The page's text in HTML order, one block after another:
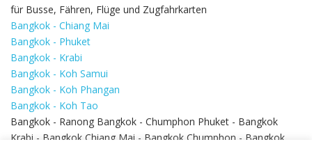
für Busse, Fähren, Flüge und Zugfahrkarten
Bangkok - Chiang Mai
Bangkok - Phuket
Bangkok - Krabi
Bangkok - Koh Samui
Bangkok - Koh Phangan
Bangkok - Koh Tao
Bangkok - Ranong Bangkok - Chumphon Phuket - Bangkok
Krabi - Bangkok Chiang Mai - Bangkok Chumphon - Bangkok